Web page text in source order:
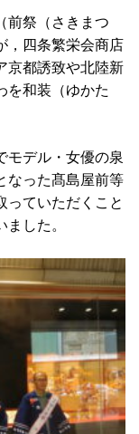
前祭（さきまつ
，四条繁栄会商店
京都誘致や北陸新
を和装（ゆかた
モデル・女優の泉
なった髙島屋前等
っていただくこと
した。